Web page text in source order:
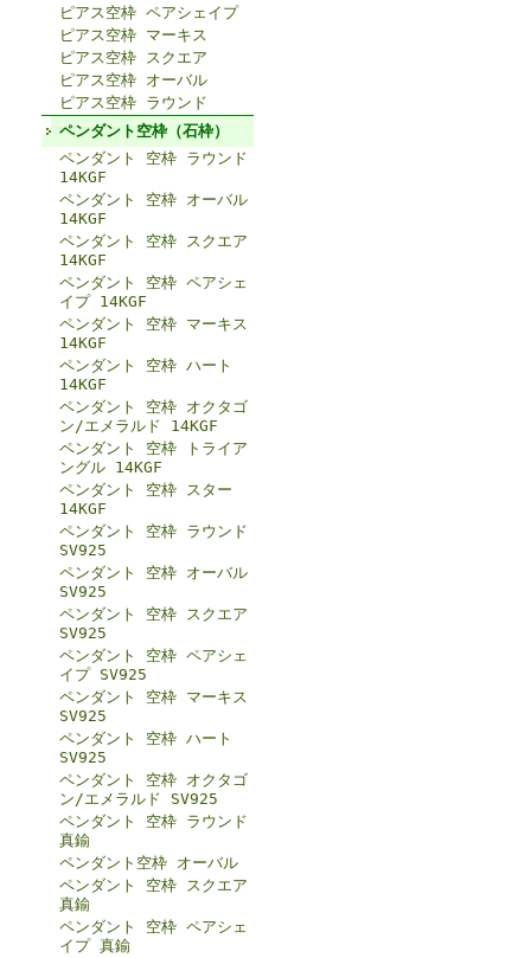
ピアス空枠 ペアシェイプ
ピアス空枠 マーキス
ピアス空枠 スクエア
ピアス空枠 オーバル
ピアス空枠 ラウンド
ペンダント空枠（石枠）
ペンダント 空枠 ラウンド
14KGF
ペンダント 空枠 オーバル
14KGF
ペンダント 空枠 スクエア
14KGF
ペンダント 空枠 ペアシェ
イプ 14KGF
ペンダント 空枠 マーキス
14KGF
ペンダント 空枠 ハート
14KGF
ペンダント 空枠 オクタゴ
ン/エメラルド 14KGF
ペンダント 空枠 トライア
ングル 14KGF
ペンダント 空枠 スター
14KGF
ペンダント 空枠 ラウンド
SV925
ペンダント 空枠 オーバル
SV925
ペンダント 空枠 スクエア
SV925
ペンダント 空枠 ペアシェ
イプ SV925
ペンダント 空枠 マーキス
SV925
ペンダント 空枠 ハート
SV925
ペンダント 空枠 オクタゴ
ン/エメラルド SV925
ペンダント 空枠 ラウンド
真鍮
ペンダント空枠 オーバル
ペンダント 空枠 スクエア
真鍮
ペンダント 空枠 ペアシェ
イプ 真鍮